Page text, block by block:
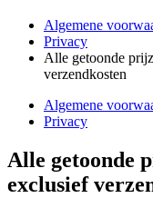
Algemene
Privacy
Alle getoonde
verzendkosten
Algemene
Privacy
Alle getoonde
exclusief